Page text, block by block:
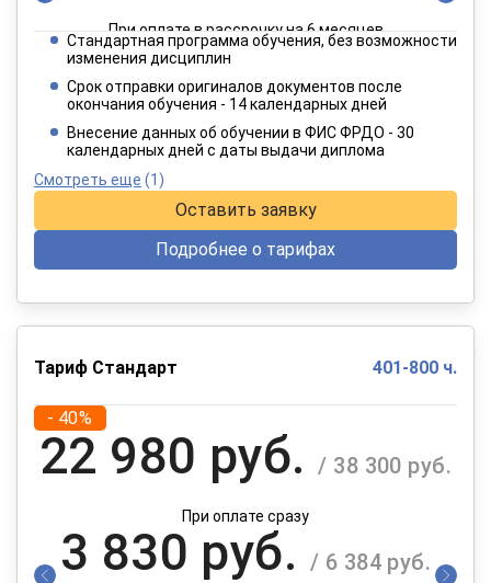
При оплате в рассрочку на 6 месяцев
1 557 руб.
При оплате в рассрочку на 12 месяцев
Стандартная программа обучения, без возможности
изменения дисциплин
Срок отправки оригиналов документов после
окончания обучения - 14 календарных дней
Внесение данных об обучении в ФИС ФРДО - 30
календарных дней с даты выдачи диплома
Смотреть еще (1)
Оставить заявку
Подробнее о тарифах
Тариф Стандарт 401-800 ч.
- 40%
22 980 руб. / 38 300 руб.
При оплате сразу
3 830 руб. / 6 384 руб.